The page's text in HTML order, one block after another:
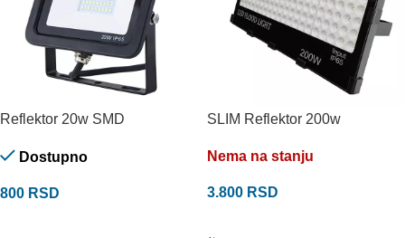
Reflektor 20w SMD
Dostupno
800 RSD
SLIM Reflektor 200w
Nema na stanju
3.800 RSD